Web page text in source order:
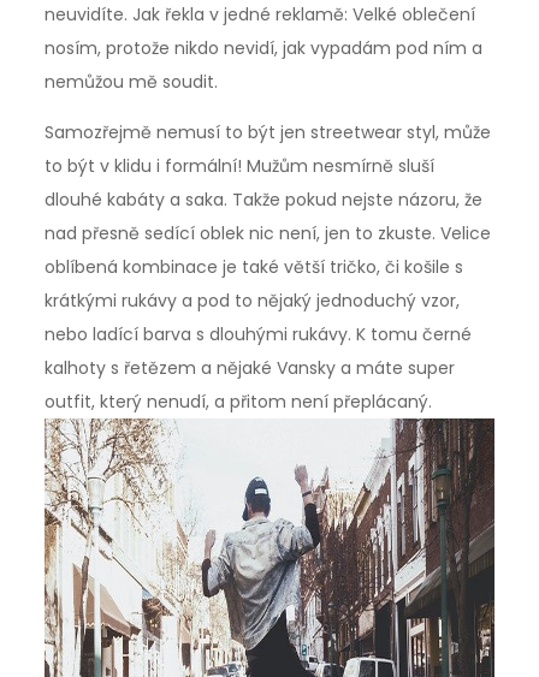
neuvidíte. Jak řekla v jedné reklamě: Velké oblečení
nosím, protože nikdo nevidí, jak vypadám pod ním a
nemůžou mě soudit.
Samozřejmě nemusí to být jen streetwear styl, může
to být v klidu i formální! Mužům nesmírně sluší
dlouhé kabáty a saka. Takže pokud nejste názoru, že
nad přesně sedící oblek nic není, jen to zkuste. Velice
oblíbená kombinace je také větší tričko, či košile s
krátkými rukávy a pod to nějaký jednoduchý vzor,
nebo ladící barva s dlouhými rukávy. K tomu černé
kalhoty s řetězem a nějaké Vansky a máte super
outfit, který nenudí, a přitom není přeplácaný.